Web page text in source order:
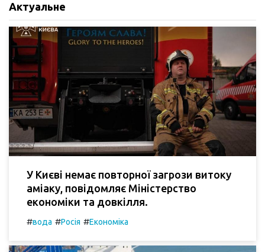
Актуальне
У Києві немає повторної загрози витоку
аміаку, повідомляє Міністерство
економіки та довкілля.
#вода #Росія #Економіка